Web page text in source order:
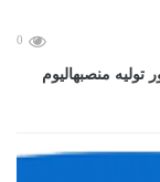
0
منصبهاليوم